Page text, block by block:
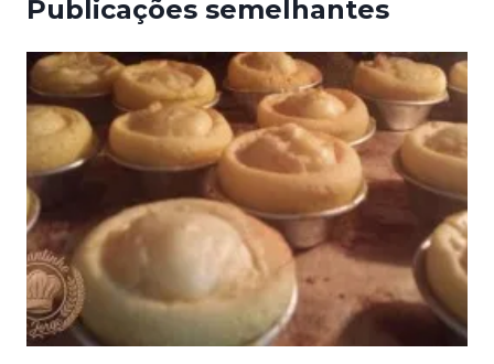
Publicações semelhantes